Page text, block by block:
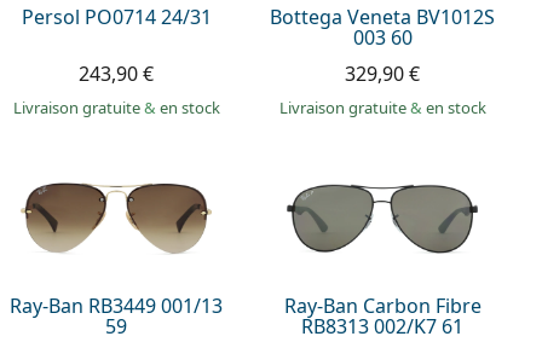
Persol PO0714 24/31
243,90 €
Livraison gratuite& en stock
Bottega Veneta BV1012S
003 60
329,90 €
Livraison gratuite& en stock
Ray-Ban RB3449 001/13
59
Ray-Ban Carbon Fibre
RB8313 002/K7 61